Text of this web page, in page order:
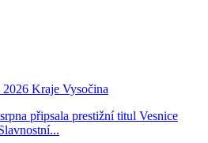
Kraje Vysočina
připsala prestižní titul Vesnice